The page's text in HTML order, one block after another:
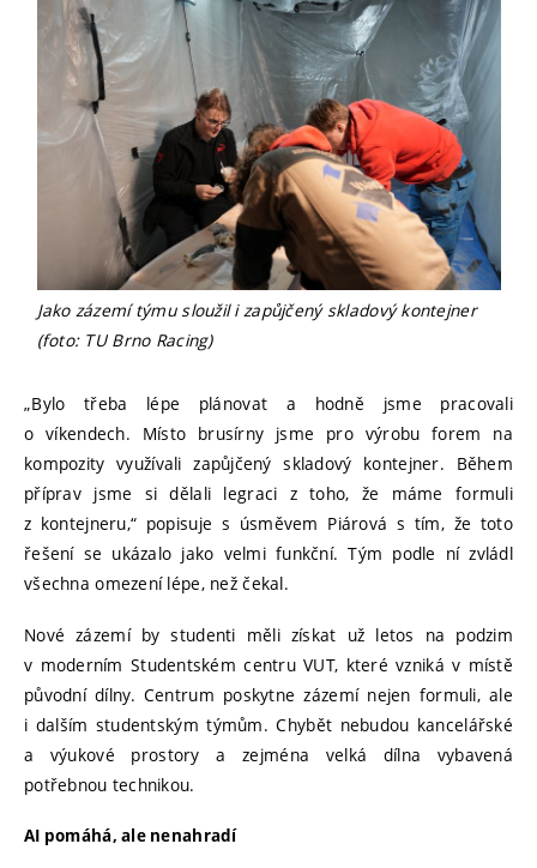
Jako zázemí týmu sloužil i zapůjčený skladový kontejner
(foto: TU Brno Racing)
„Bylo třeba lépe plánovat a hodně jsme pracovali
o víkendech. Místo brusírny jsme pro výrobu forem na
kompozity využívali zapůjčený skladový kontejner. Během
příprav jsme si dělali legraci z toho, že máme formuli
z kontejneru,“ popisuje s úsměvem Piárová s tím, že toto
řešení se ukázalo jako velmi funkční. Tým podle ní zvládl
všechna omezení lépe, než čekal.
Nové zázemí by studenti měli získat už letos na podzim
v moderním Studentském centru VUT, které vzniká v místě
původní dílny. Centrum poskytne zázemí nejen formuli, ale
i dalším studentským týmům. Chybět nebudou kancelářské
a výukové prostory a zejména velká dílna vybavená
potřebnou technikou.
AI pomáhá, ale nenahradí